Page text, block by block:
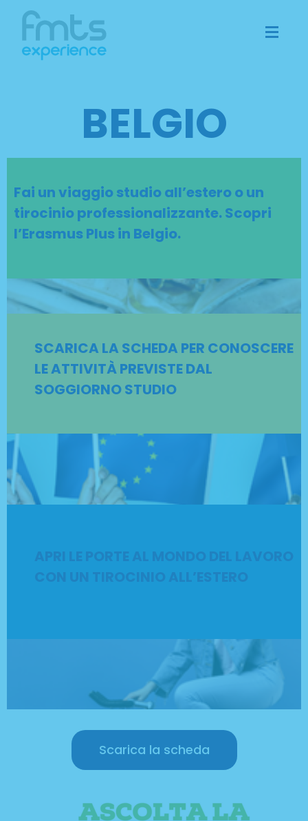
BELGIO
Fai un viaggio studio all’estero o un
tirocinio professionalizzante. Scopri
l’Erasmus Plus in Belgio.
SCARICA LA SCHEDA PER CONOSCERE
LE ATTIVITÀ PREVISTE DAL
SOGGIORNO STUDIO
Scarica la scheda